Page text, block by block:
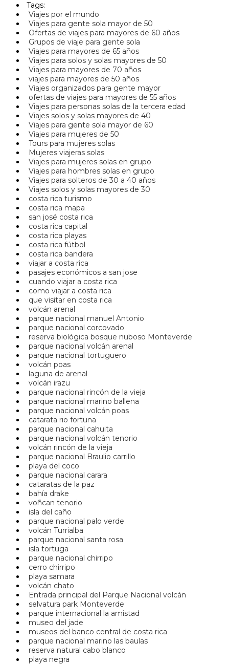
Tags:
Viajes por el mundo
Viajes para gente sola mayor de 50
Ofertas de viajes para mayores de 60 años
Grupos de viaje para gente sola
Viajes para mayores de 65 años
Viajes para solos y solas mayores de 50
Viajes para mayores de 70 años
viajes para mayores de 50 años
Viajes organizados para gente mayor
ofertas de viajes para mayores de 55 años
Viajes para personas solas de la tercera edad
Viajes solos y solas mayores de 40
Viajes para gente sola mayor de 60
Viajes para mujeres de 50
Tours para mujeres solas
Mujeres viajeras solas
Viajes para mujeres solas en grupo
Viajes para hombres solas en grupo
Viajes para solteros de 30 a 40 años
Viajes solos y solas mayores de 30
costa rica turismo
costa rica mapa
san josé costa rica
costa rica capital
costa rica playas
costa rica fútbol
costa rica bandera
viajar a costa rica
pasajes económicos a san jose
cuando viajar a costa rica
como viajar a costa rica
que visitar en costa rica
volcán arenal
parque nacional manuel Antonio
parque nacional corcovado
reserva biológica bosque nuboso Monteverde
parque nacional volcán arenal
parque nacional tortuguero
volcán poas
laguna de arenal
volcán irazu
parque nacional rincón de la vieja
parque nacional marino ballena
parque nacional volcán poas
catarata rio fortuna
parque nacional cahuita
parque nacional volcán tenorio
volcán rincón de la vieja
parque nacional Braulio carrillo
playa del coco
parque nacional carara
cataratas de la paz
bahía drake
voñcan tenorio
isla del caño
parque nacional palo verde
volcán Turrialba
parque nacional santa rosa
isla tortuga
parque nacional chirripo
cerro chirripo
playa samara
volcán chato
Entrada principal del Parque Nacional volcán
selvatura park Monteverde
parque internacional la amistad
museo del jade
museos del banco central de costa rica
parque nacional marino las baulas
reserva natural cabo blanco
playa negra